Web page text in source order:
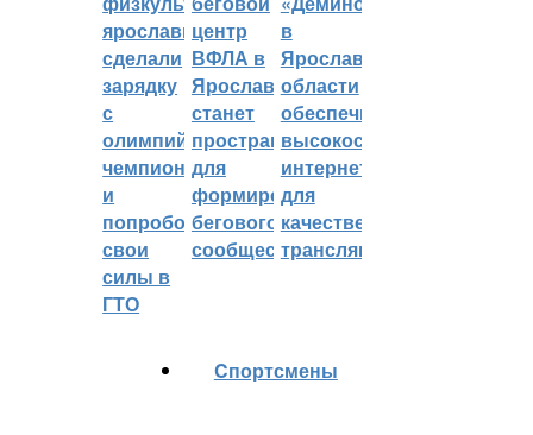
ярославцы
сделали
зарядку
с
олимпийским
чемпионом
и
попробовали
свои
силы в
ГТО
центр
ВФЛА в
Ярославле
станет
пространством
для
формирования
бегового
сообщества
в
Ярославской
области
обеспечивают
высокоскоростным
интернетом
для
качественных
трансляций
Cпортсмены